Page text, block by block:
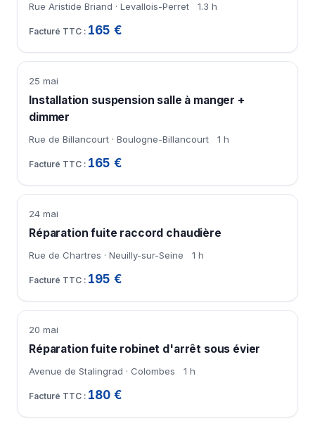
Rue Aristide Briand · Levallois-Perret 1.3 h
165 €
25 mai
Installation suspension salle à manger +
dimmer
Rue de Billancourt · Boulogne-Billancourt 1 h
165 €
24 mai
Réparation fuite raccord chaudière
Rue de Chartres · Neuilly-sur-Seine 1 h
195 €
20 mai
Réparation fuite robinet d'arrêt sous évier
Avenue de Stalingrad · Colombes 1 h
180 €